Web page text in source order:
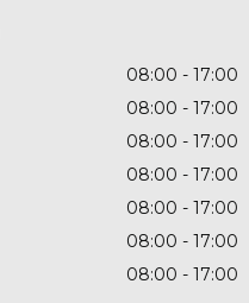
08:00
17:00
08:00
17:00
08:00
17:00
08:00
17:00
08:00
17:00
08:00
17:00
08:00 17:00